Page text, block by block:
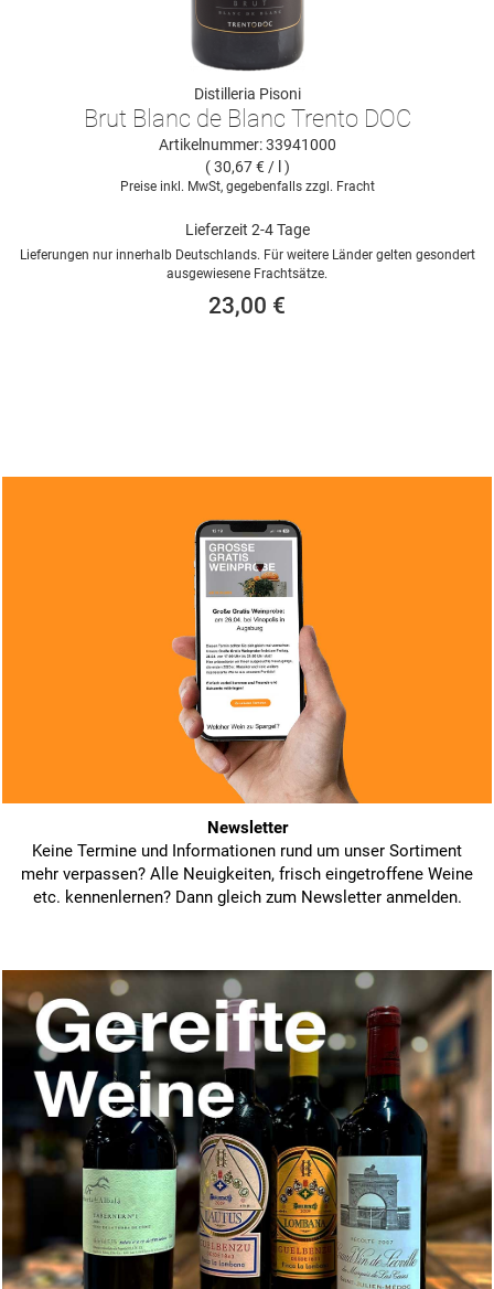
Distilleria Pisoni
Brut Blanc de Blanc Trento DOC
Artikelnummer: 33941000
( 30,67 € / l )
Preise inkl. MwSt, gegebenfalls zzgl. Fracht
Lieferzeit 2-4 Tage
Lieferungen nur innerhalb Deutschlands. Für weitere Länder gelten gesondert
ausgewiesene Frachtsätze.
23,00 €
Newsletter
Keine Termine und Informationen rund um unser Sortiment
mehr verpassen? Alle Neuigkeiten, frisch eingetroffene Weine
etc. kennenlernen? Dann gleich zum Newsletter anmelden.